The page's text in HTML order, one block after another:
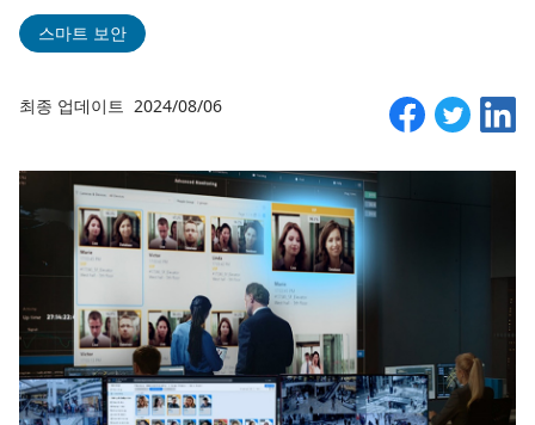
스마트 보안
최종 업데이트 2024/08/06